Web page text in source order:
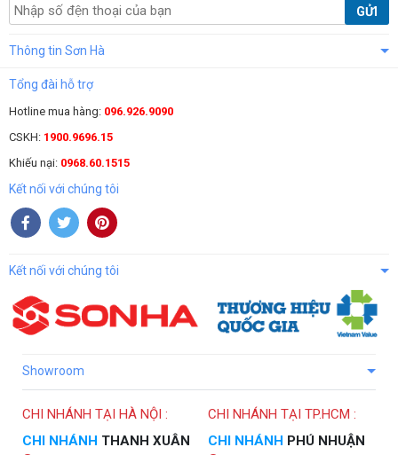
GỬI
Thông tin Sơn Hà
Tổng đài hỗ trợ
Hotline mua hàng: 096.926.9090
CSKH: 1900.9696.15
Khiếu nại: 0968.60.1515
Kết nối với chúng tôi
Kết nối với chúng tôi
Showroom
CHI NHÁNH TẠI HÀ NỘI :
CHI NHÁNH THANH XUÂN
CHI NHÁNH TẠI TP.HCM :
CHI NHÁNH PHÚ NHUẬN